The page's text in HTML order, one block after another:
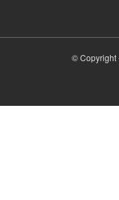
© Copyright